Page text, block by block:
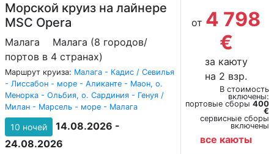
Морской круиз на лайнере
MSC Opera
Малага
Малага (8 городов/
портов в 4 странах)
Маршрут круиза: Малага - Кадиc / Севилья
- Лиссабон - море - Аликанте - Маон, о.
Менорка - Ольбия, о. Сардиния - Генуя /
Милан - Марсель - море - Малага
10 ночей
14.08.2026 -
24.08.2026
от 4 798
€
за каюту
на 2 взр.
В стоимость
включены:
портовые сборы 400
€
сервисные сборы
включены
все каюты